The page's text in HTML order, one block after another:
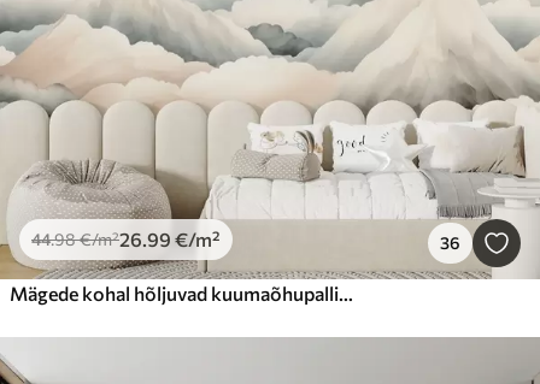
44.98€/m²26.99 €/m² 36
Mägede kohal hõljuvad kuumaõhupallid neutraalsetes, pehmetes pastelsetes toonides